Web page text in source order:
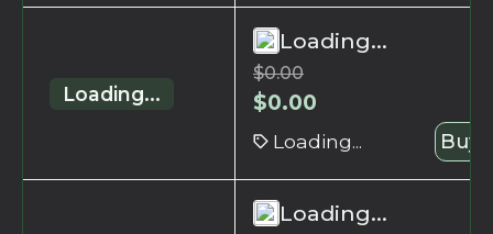
Loading...
Loading...
$0.00
$0.00
Loading... Buy
Loading...